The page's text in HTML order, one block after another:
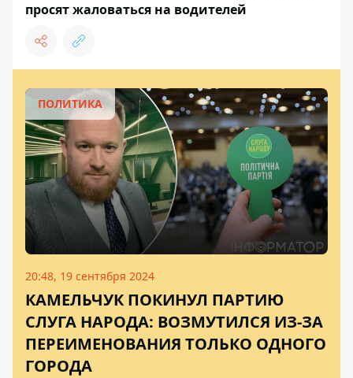
просят жаловаться на водителей
ПОЛИТИКА
20:48, 19 сентября 2024
КАМЕЛЬЧУК ПОКИНУЛ ПАРТИЮ
СЛУГА НАРОДА: ВОЗМУТИЛСЯ ИЗ-ЗА
ПЕРЕИМЕНОВАНИЯ ТОЛЬКО ОДНОГО
ГОРОДА